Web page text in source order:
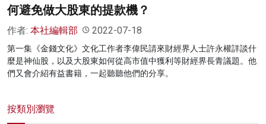
何避免做大股東的提款機？
作者: 本社編輯部 2022-07-18
第一集《金錢文化》文化工作者李偉民請來財經界人士許永權詳談什
麼是神仙股，以及大股東如何從高市值中獲利等財經界長青議題。他
們又會介紹有益書籍，一起聽聽他們的分享。
按類別瀏覽